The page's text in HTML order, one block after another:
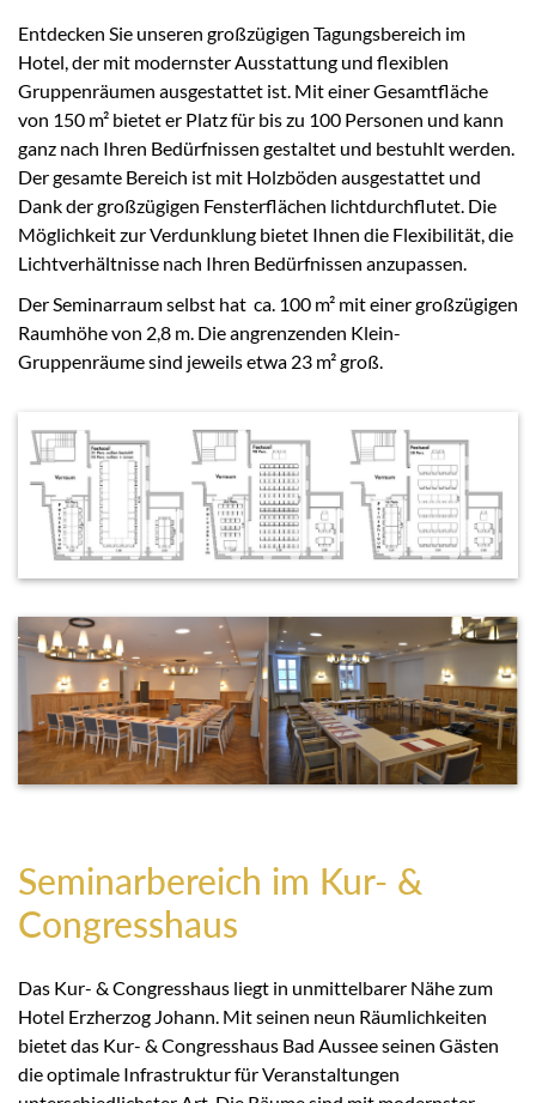
Entdecken Sie unseren großzügigen Tagungsbereich im
Hotel, der mit modernster Ausstattung und flexiblen
Gruppenräumen ausgestattet ist. Mit einer Gesamtfläche
von 150 m² bietet er Platz für bis zu 100 Personen und kann
ganz nach Ihren Bedürfnissen gestaltet und bestuhlt werden.
Der gesamte Bereich ist mit Holzböden ausgestattet und
Dank der großzügigen Fensterflächen lichtdurchflutet. Die
Möglichkeit zur Verdunklung bietet Ihnen die Flexibilität, die
Lichtverhältnisse nach Ihren Bedürfnissen anzupassen.
Der Seminarraum selbst hat ca. 100 m² mit einer großzügigen
Raumhöhe von 2,8 m. Die angrenzenden Klein-
Gruppenräume sind jeweils etwa 23 m² groß.
Seminarbereich im Kur- &
Congresshaus
Das Kur- & Congresshaus liegt in unmittelbarer Nähe zum
Hotel Erzherzog Johann. Mit seinen neun Räumlichkeiten
bietet das Kur- & Congresshaus Bad Aussee seinen Gästen
die optimale Infrastruktur für Veranstaltungen